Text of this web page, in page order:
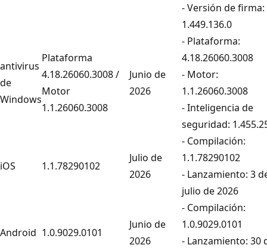
- Versión de firma:
1.449.136.0
antivirus
de
Windows
Plataforma
4.18.26060.3008 /
Motor
1.1.26060.3008
Junio de
2026
- Plataforma:
4.18.26060.3008
- Motor:
1.1.26060.3008
- Inteligencia de
seguridad:
iOS 1.1.78290102
Julio de
2026
- Compilación:
1.1.78290102
- Lanzamiento: 3
julio de 2026
Android 1.0.9029.0101
Junio de
2026
- Compilación:
1.0.9029.0101
- Lanzamiento: 30